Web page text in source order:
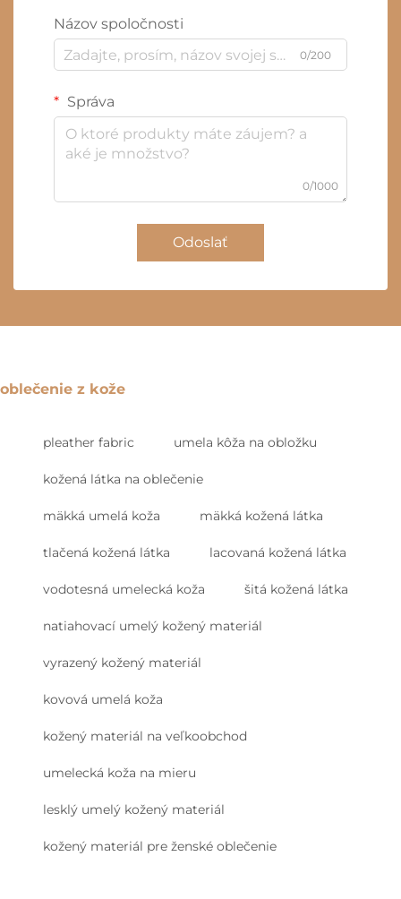
Názov spoločnosti
0/200
Správa
0/1000
Odoslať
oblečenie z kože
pleather fabric umela kôža na obložku
kožená látka na oblečenie
mäkká umelá koža mäkká kožená látka
tlačená kožená látka lacovaná kožená látka
vodotesná umelecká koža šitá kožená látka
natiahovací umelý kožený materiál
vyrazený kožený materiál
kovová umelá koža
kožený materiál na veľkoobchod
umelecká koža na mieru
lesklý umelý kožený materiál
kožený materiál pre ženské oblečenie